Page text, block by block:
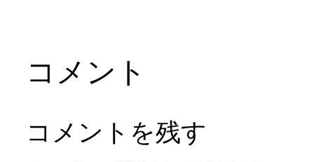
コメント
コメントを残す